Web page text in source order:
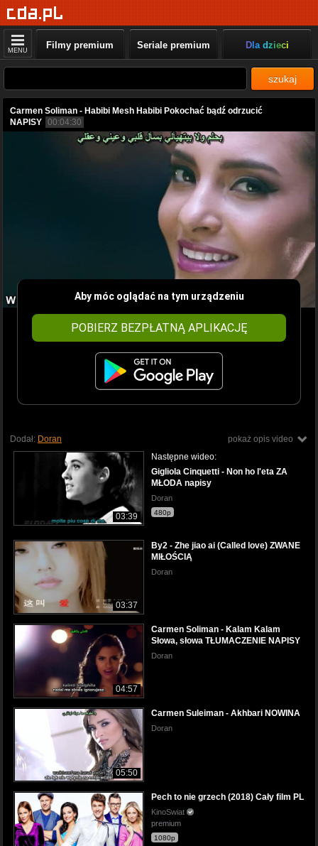
MENU Filmy premium Seriale premium Dla dzieci
szukaj
Carmen Soliman - Habibi Mesh Habibi Pokochać bądź odrzucić
NAPISY 00:04:30
Aby móc oglądać na tym urządzeniu
POBIERZ BEZPŁATNĄ APLIKACJĘ
pokaż opis video
Dodał: Doran
03:39
Następne wideo:
Gigliola Cinquetti - Non ho l'eta ZA
MŁODA napisy
Doran
480p
03:37
By2 - Zhe jiao ai (Called love) ZWANE
MIŁOŚCIĄ
Doran
04:57
Carmen Soliman - Kalam Kalam
Słowa, słowa TŁUMACZENIE NAPISY
Doran
05:50
Carmen Suleiman - Akhbari NOWINA
Doran
Pech to nie grzech (2018) Cały film PL
KinoSwiat
premium
1080p